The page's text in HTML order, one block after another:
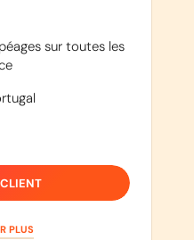
sur toutes les
PLUS